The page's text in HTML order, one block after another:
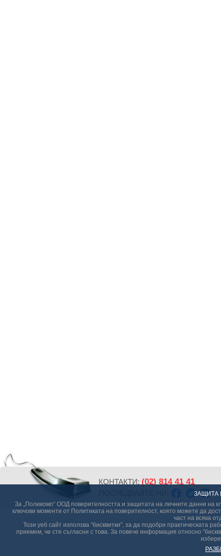
ЗАЩИТА
За „Поликомп“ ООД поверителността и защитата на личните данни на
ключови моменти от Политиката на поверителност, която можете да
част на всяка
Този уеб сайт използва "бисквитки", за да подобри практическата
приемем, че сте съгласни с това. За повече информация относно
КОНТАКТИ: (02) 814 41 41